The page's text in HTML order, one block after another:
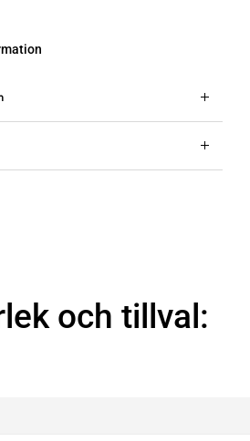
och tillval: